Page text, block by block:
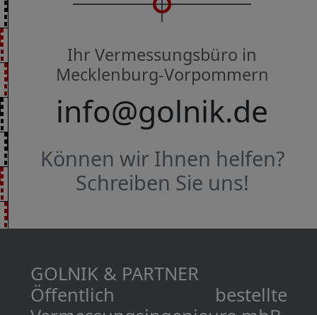
Ihr Vermessungsbüro in
Mecklenburg-Vorpommern
info@golnik.de
Können wir Ihnen helfen?
Schreiben Sie uns!
GOLNIK & PARTNER
Öffentlich bestellte